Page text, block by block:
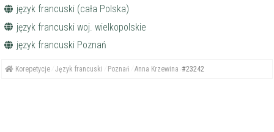
język francuski (cała Polska)
język francuski woj. wielkopolskie
język francuski Poznań
Korepetycje Język francuski Poznań Anna Krzewina #23242